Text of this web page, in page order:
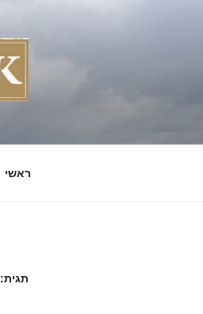
ראשי
תגית: